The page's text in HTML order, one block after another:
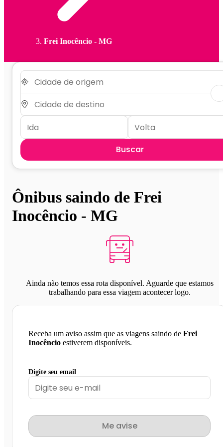
Frei Inocêncio - MG
Buscar
Ônibus saindo de Frei
Inocêncio - MG
Ainda não temos essa rota disponível. Aguarde que estamos
trabalhando para essa viagem acontecer logo.
Receba um aviso assim que as viagens saindo de Frei
Inocêncio estiverem disponíveis.
Digite seu email
Me avise